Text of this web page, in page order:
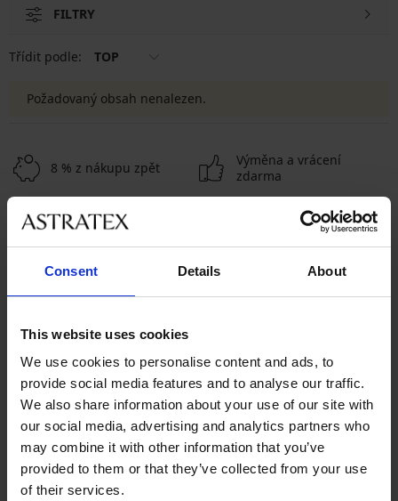
Consent Details About
This website uses cookies
We use cookies to personalise content and ads, to
provide social media features and to analyse our traffic.
We also share information about your use of our site with
our social media, advertising and analytics partners who
may combine it with other information that you’ve
provided to them or that they’ve collected from your use
of their services.
FILTRY
Třídit podle: TOP
Požadovaný obsah nenalezen.
8 % z nákupu zpět
Výměna a vrácení
zdarma
Výhodné poštovné
Chytrý průvodce
Zákaznická podpora
V pracovních dnech od 8:00 do 17:00
491 204 304
info@astratex.cz
Newsletter
Nenechte si ujít žádnou slevu.